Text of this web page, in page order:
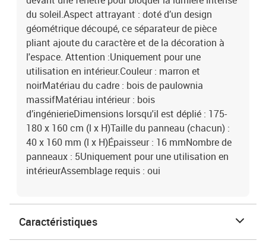
du soleil.Aspect attrayant : doté d’un design
géométrique découpé, ce séparateur de pièce
pliant ajoute du caractère et de la décoration à
l'espace. Attention :Uniquement pour une
utilisation en intérieur.Couleur : marron et
noirMatériau du cadre : bois de paulownia
massifMatériau intérieur : bois
d’ingénierieDimensions lorsqu'il est déplié : 175-
180 x 160 cm (l x H)Taille du panneau (chacun) :
40 x 160 mm (l x H)Épaisseur : 16 mmNombre de
panneaux : 5Uniquement pour une utilisation en
intérieurAssemblage requis : oui
Caractéristiques